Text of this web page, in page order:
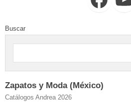
Buscar
Zapatos y Moda (México)
Catálogos Andrea 2026